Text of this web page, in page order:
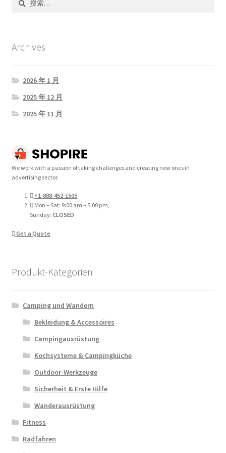
索：
Archives
2026 年 1 月
2025 年 12 月
2025 年 11 月
We work with a passion of taking challenges and creating new ones in
advertising sector.
+1-888-452-1505
Mon – Sat: 9:00 am – 5:00 pm,
Sunday:CLOSED
Get a Quote
Produkt-Kategorien
Camping und Wandern
Bekleidung & Accessoires
Campingausrüstung
Kochsysteme & Campingküche
Outdoor-Werkzeuge
Sicherheit & Erste Hilfe
Wanderausrüstung
Fitness
Radfahren